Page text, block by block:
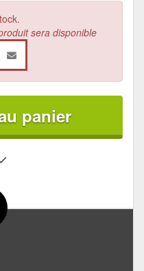
sera disponible
panier